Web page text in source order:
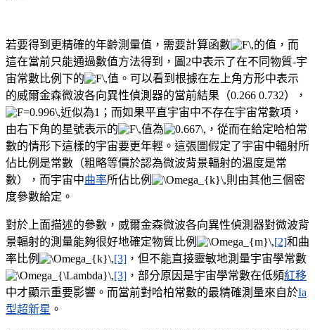
若要得到更精確的年齡測量值，需要計算函數
的值，而
這在當前只能通過數值方法得到，圖2中表示了在不同物質-宇
宙常數比例下的
值。可以看到根據在左上角方形中表示
的威爾金森微波各向異性偵測器的當前結果（0.266 0.732），
近似為1；而如果平直宇宙中不存在宇宙常數項，
由右下角的星號表示的
值為
，從而在給定哈柏常
數的情形下這樣的宇宙要更年輕。這張圖假定了宇宙中輻射所
佔比例是常數（粗略等價於認為微波背景輻射的溫度是常
數），而宇宙中曲率所佔比例
則由其他三個密
度參數給定。
對於上面描述的參數，威爾金森微波各向異性偵測器對微波背
景輻射的測量能夠很好地確定物質比例
[2]和曲
率比例
[3] ，但不能直接靈敏地測量宇宙學常數
[3] ，部分原因是宇宙學常數在低頻紅移
中才顯示重要影響。而當前對哈柏常數的最精確測量來自於Ia
型超新星 。